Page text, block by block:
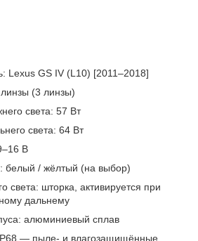
Lexus GS IV (L10) [2011–2018]
(3 линзы)
света: 57 Вт
света: 64 Вт
В
белый / жёлтый (на выбор)
света: шторка, активируется при
дальнему
алюминиевый сплав
— пыле- и влагозащищённые